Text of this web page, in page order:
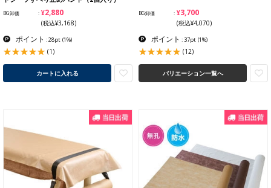
BG卸価 ¥2,880
(税込¥3,168)
ポイント : 28pt (1%)
(1)
カートに入れる
BG卸価 ¥3,700
(税込¥4,070)
ポイント : 37pt (1%)
(12)
バリエーション一覧へ